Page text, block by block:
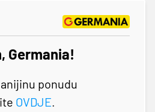
Germania!
ponudu
OVDJE.